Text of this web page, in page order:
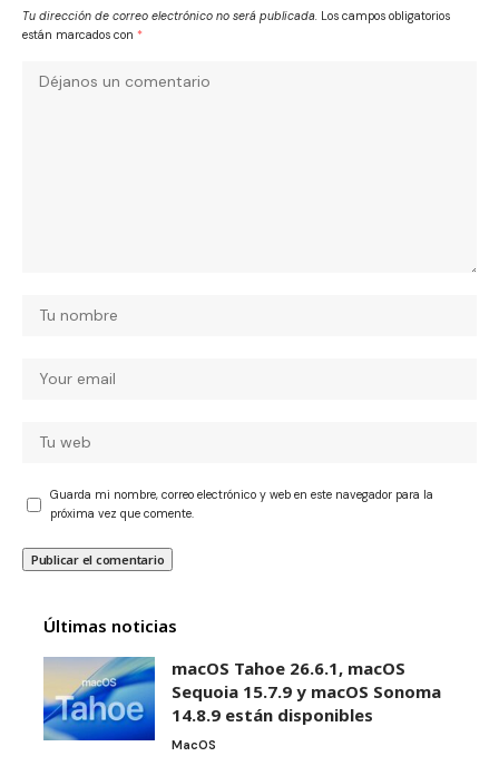
Tu dirección de correo electrónico no será publicada. Los campos obligatorios
están marcados con *
Guarda mi nombre, correo electrónico y web en este navegador para la
próxima vez que comente.
Últimas noticias
macOS Tahoe 26.6.1, macOS
Sequoia 15.7.9 y macOS Sonoma
14.8.9 están disponibles
MacOS